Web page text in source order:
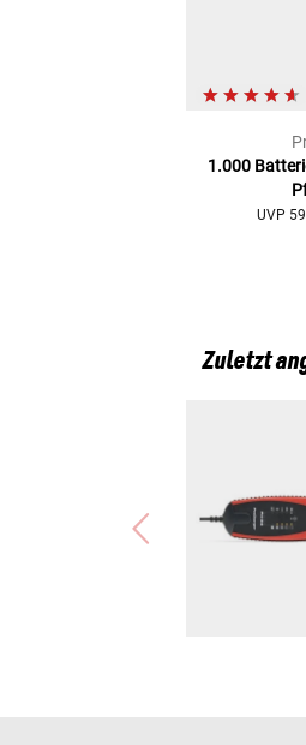
1.000
UVP
Zuletzt